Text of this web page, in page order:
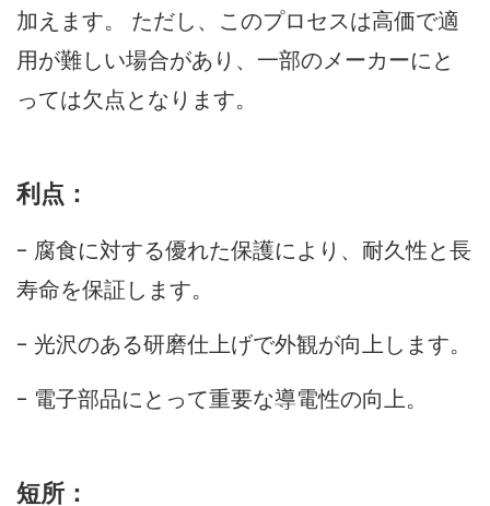
加えます。 ただし、このプロセスは高価で適
用が難しい場合があり、一部のメーカーにと
っては欠点となります。
利点：
- 腐食に対する優れた保護により、耐久性と長
寿命を保証します。
- 光沢のある研磨仕上げで外観が向上します。
- 電子部品にとって重要な導電性の向上。
短所：